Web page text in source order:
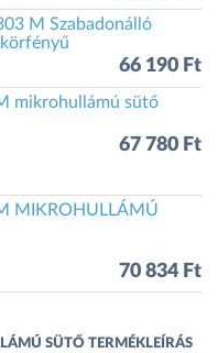
M Szabadonálló
66 190 Ft
mikrohullámú sütő
67 780 Ft
MIKROHULLÁMÚ
70 834 Ft
SÜTŐ TERMÉKLEÍRÁS